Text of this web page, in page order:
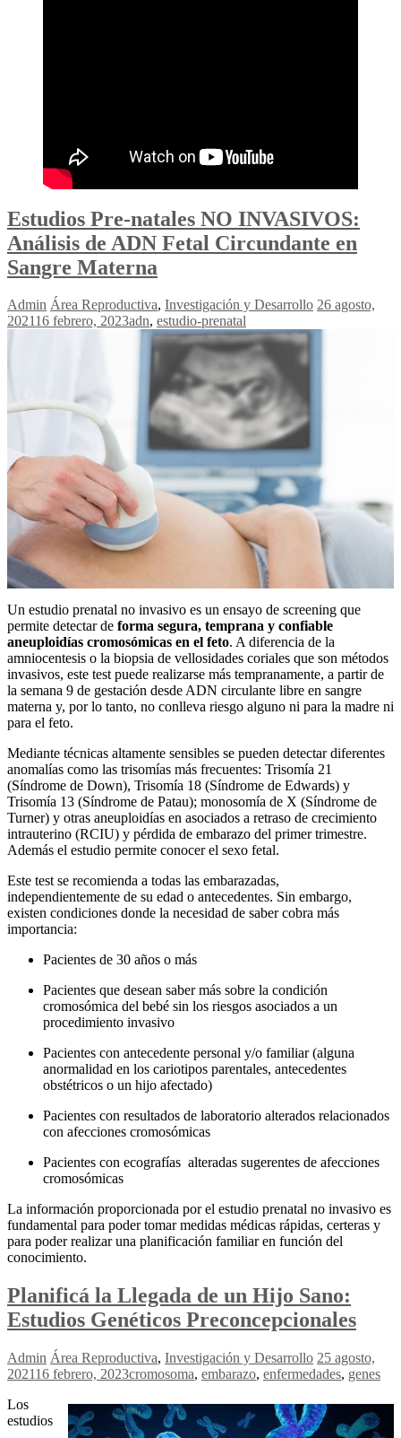
Estudios Pre-natales NO INVASIVOS:
Análisis de ADN Fetal Circundante en
Sangre Materna
Admin Área Reproductiva, Investigación y Desarrollo 26 agosto,
202116 febrero, 2023adn, estudio-prenatal
Un estudio prenatal no invasivo es un ensayo de screening que
permite detectar de forma segura, temprana y confiable
aneuploidías cromosómicas en el feto. A diferencia de la
amniocentesis o la biopsia de vellosidades coriales que son métodos
invasivos, este test puede realizarse más tempranamente, a partir de
la semana 9 de gestación desde ADN circulante libre en sangre
materna y, por lo tanto, no conlleva riesgo alguno ni para la madre ni
para el feto.
Mediante técnicas altamente sensibles se pueden detectar diferentes
anomalías como las trisomías más frecuentes: Trisomía 21
(Síndrome de Down), Trisomía 18 (Síndrome de Edwards) y
Trisomía 13 (Síndrome de Patau); monosomía de X (Síndrome de
Turner) y otras aneuploidías en asociados a retraso de crecimiento
intrauterino (RCIU) y pérdida de embarazo del primer trimestre.
Además el estudio permite conocer el sexo fetal.
Este test se recomienda a todas las embarazadas,
independientemente de su edad o antecedentes. Sin embargo,
existen condiciones donde la necesidad de saber cobra más
importancia:
Pacientes de 30 años o más
Pacientes que desean saber más sobre la condición
cromosómica del bebé sin los riesgos asociados a un
procedimiento invasivo
Pacientes con antecedente personal y/o familiar (alguna
anormalidad en los cariotipos parentales, antecedentes
obstétricos o un hijo afectado)
Pacientes con resultados de laboratorio alterados relacionados
con afecciones cromosómicas
Pacientes con ecografías alteradas sugerentes de afecciones
cromosómicas
La información proporcionada por el estudio prenatal no invasivo es
fundamental para poder tomar medidas médicas rápidas, certeras y
para poder realizar una planificación familiar en función del
conocimiento.
Planificá la Llegada de un Hijo Sano:
Estudios Genéticos Preconcepcionales
Admin Área Reproductiva, Investigación y Desarrollo 25 agosto,
202116 febrero, 2023cromosoma, embarazo, enfermedades, genes
Los
estudios